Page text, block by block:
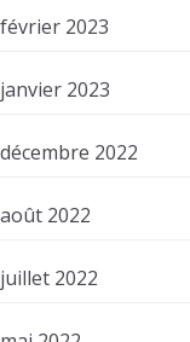
février 2023
janvier 2023
décembre 2022
août 2022
juillet 2022